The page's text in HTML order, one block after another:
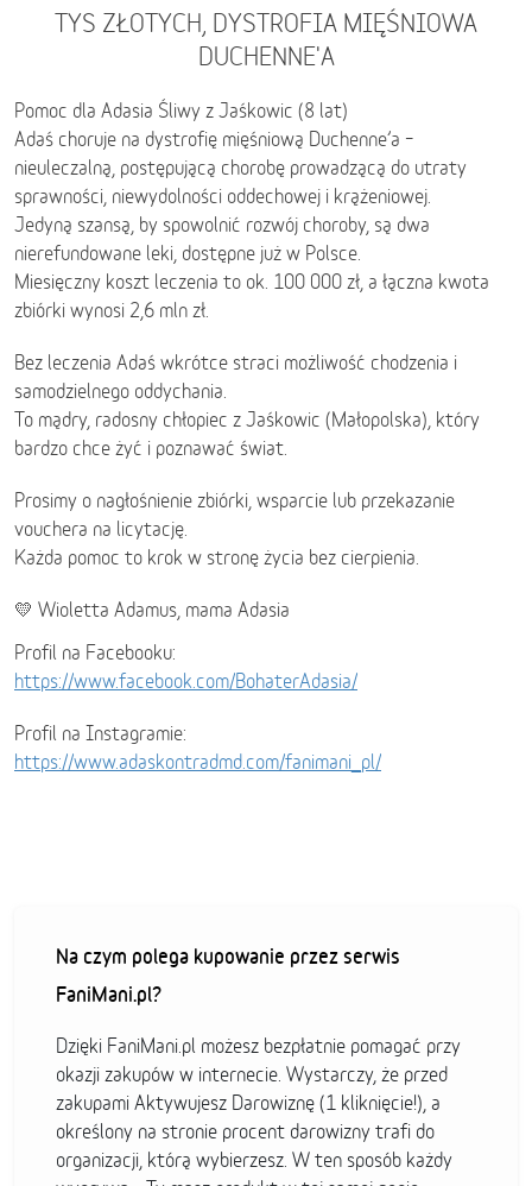
TYS ZŁOTYCH, DYSTROFIA MIĘŚNIOWA
DUCHENNE'A
Pomoc dla Adasia Śliwy z Jaśkowic (8 lat)
Adaś choruje na dystrofię mięśniową Duchenne’a –
nieuleczalną, postępującą chorobę prowadzącą do utraty
sprawności, niewydolności oddechowej i krążeniowej.
Jedyną szansą, by spowolnić rozwój choroby, są dwa
nierefundowane leki, dostępne już w Polsce.
Miesięczny koszt leczenia to ok. 100 000 zł, a łączna kwota
zbiórki wynosi 2,6 mln zł.
Bez leczenia Adaś wkrótce straci możliwość chodzenia i
samodzielnego oddychania.
To mądry, radosny chłopiec z Jaśkowic (Małopolska), który
bardzo chce żyć i poznawać świat.
Prosimy o nagłośnienie zbiórki, wsparcie lub przekazanie
vouchera na licytację.
Każda pomoc to krok w stronę życia bez cierpienia.
💛 Wioletta Adamus, mama Adasia
Profil na Facebooku:
https://www.facebook.com/BohaterAdasia/
Profil na Instagramie:
https://www.adaskontradmd.com/fanimani_pl/
Na czym polega kupowanie przez serwis
FaniMani.pl?
Dzięki FaniMani.pl możesz bezpłatnie pomagać przy
okazji zakupów w internecie. Wystarczy, że przed
zakupami Aktywujesz Darowiznę (1 kliknięcie!), a
określony na stronie procent darowizny trafi do
organizacji, którą wybierzesz. W ten sposób każdy